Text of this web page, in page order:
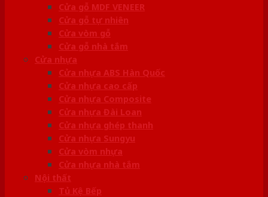
Cửa gỗ MDF VENEER
Cửa gỗ tự nhiên
Cửa vòm gỗ
Cửa gỗ nhà tắm
Cửa nhựa
Cửa nhựa ABS Hàn Quốc
Cửa nhựa cao cấp
Cửa nhựa Composite
Cửa nhựa Đài Loan
Cửa nhựa ghép thanh
Cửa nhựa Sungyu
Cửa vòm nhựa
Cửa nhựa nhà tắm
Nội thất
Tủ Kệ Bếp